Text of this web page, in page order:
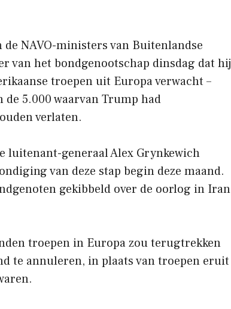
NAVO-ministers van Buitenlandse
van het bondgenootschap dinsdag dat hij
troepen uit Europa verwacht –
5.000 waarvan Trump had
verlaten.
luitenant-generaal Alex Grynkewich
van deze stap begin deze maand.
gekibbeld over de oorlog in Iran
troepen in Europa zou terugtrekken
te annuleren, in plaats van troepen eruit